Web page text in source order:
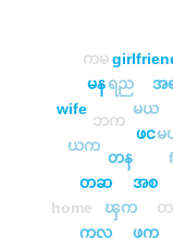
တ
မ
ဖက
အစ
ဖင
မယ
ၾက
တန
ဘက
ရည အ
ကလ
တဆ
မန
ယက
ကမ
home
wife